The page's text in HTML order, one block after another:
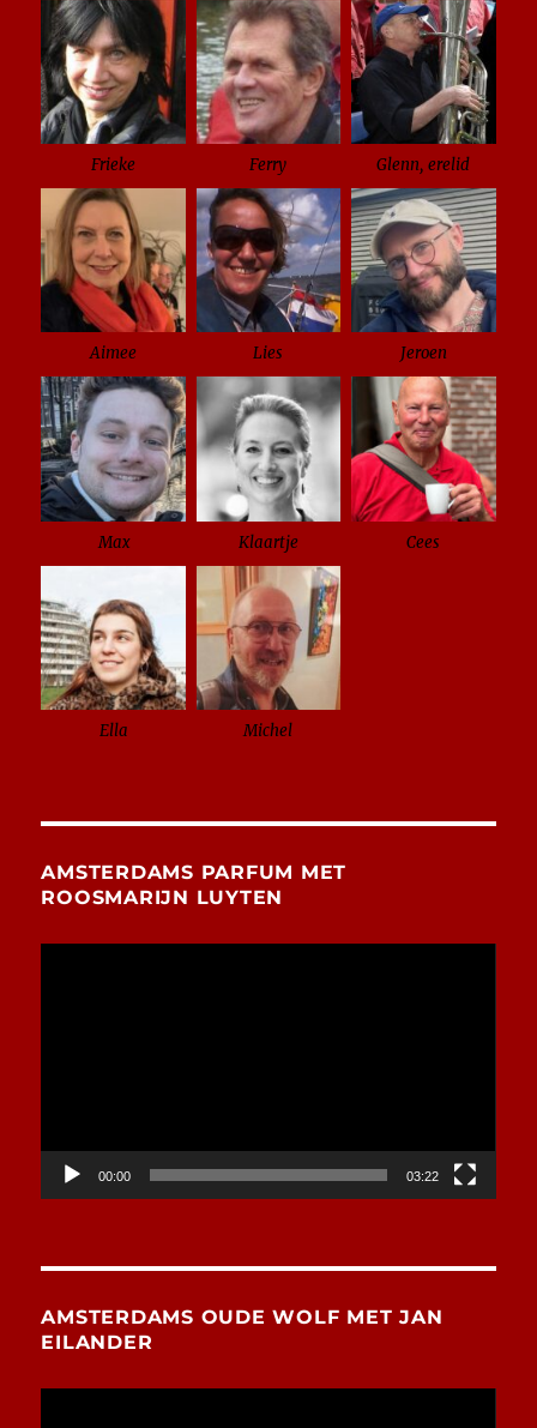
Frieke Ferry Glenn, erelid
Aimee Lies Jeroen
Max Klaartje Cees
Ella Michel
AMSTERDAMS PARFUM MET
ROOSMARIJN LUYTEN
00:00 03:22
AMSTERDAMS OUDE WOLF MET JAN
EILANDER